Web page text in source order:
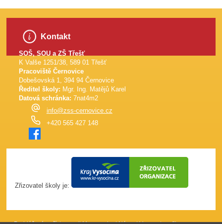
Kontakt
SOŠ, SOU a ZŠ Třešť
K Valše 1251/38, 589 01 Třešť
Pracoviště Černovice
Dobešovská 1, 394 94 Černovice
Ředitel školy: Mgr. Ing. Matějů Karel
Datová schránka: 7nat4m2
info@zss-cernovice.cz
+420 565 427 148
Zřizovatel školy je: